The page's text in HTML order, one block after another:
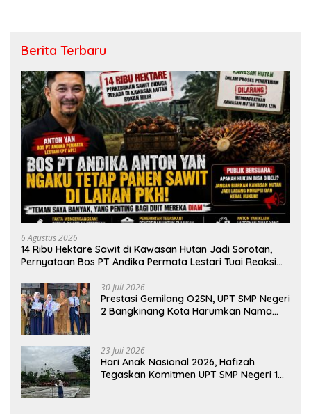
Berita Terbaru
6 Agustus 2026
14 Ribu Hektare Sawit di Kawasan Hutan Jadi Sorotan,
Pernyataan Bos PT Andika Permata Lestari Tuai Reaksi
30 Juli 2026
Prestasi Gemilang O2SN, UPT SMP Negeri
2 Bangkinang Kota Harumkan Nama
23 Juli 2026
Hari Anak Nasional 2026, Hafizah
Tegaskan Komitmen UPT SMP Negeri 1